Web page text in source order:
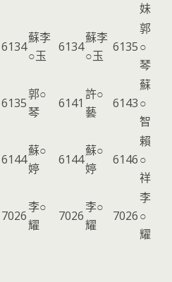
妹
6134
蘇李
○玉
6134
蘇李
○玉
6135
郭
○
琴
6135
郭○
琴
6141
許○
藝
6143
蘇
○
智
6144
蘇○
婷
6144
蘇○
婷
6146
賴
○
祥
7026
李○
耀
7026
李○
耀
7026
李
○
耀